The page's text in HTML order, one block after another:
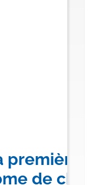
première
de